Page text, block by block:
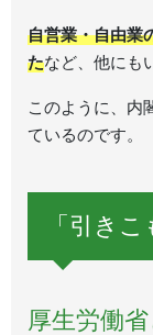
自営業・自由業
たなど、他にも
このように、内
ているのです。
「引き
厚生労働